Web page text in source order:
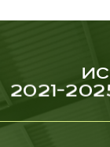
2021-